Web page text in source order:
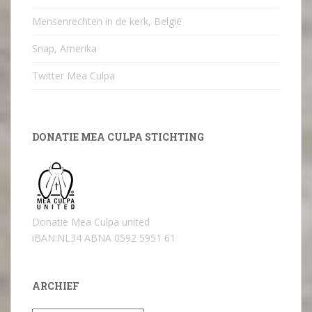
Mensenrechten in de kerk, België
Snap, Amerika
Twitter Mea Culpa
DONATIE MEA CULPA STICHTING
Donatie Mea Culpa united
iBAN:NL34 ABNA 0592 5951 61
ARCHIEF